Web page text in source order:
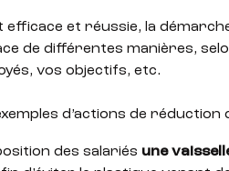
efficace et réussie, la
de différentes manières,
vos objectifs, etc.
d’actions de réduction
des salariés une